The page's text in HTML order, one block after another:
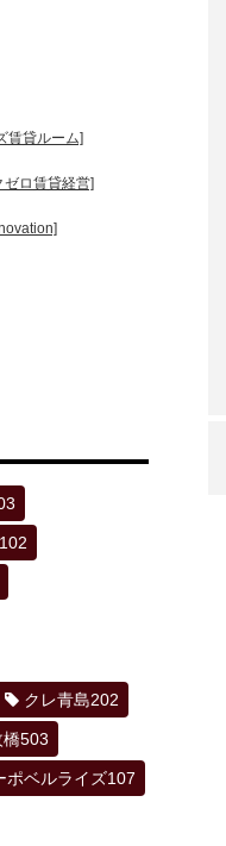
賃貸ルーム]
ロ賃貸経営]
クレ青島202
503
ポベルライズ107